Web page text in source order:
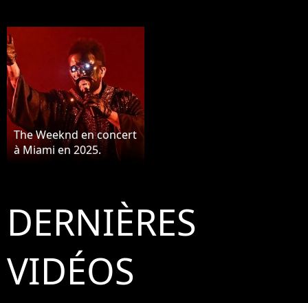
The Weeknd en concert
à Miami en 2025.
DERNIÈRES
VIDÉOS